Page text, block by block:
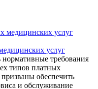
услуг
нормативные требования
типов платных
обеспечить
и обслуживание